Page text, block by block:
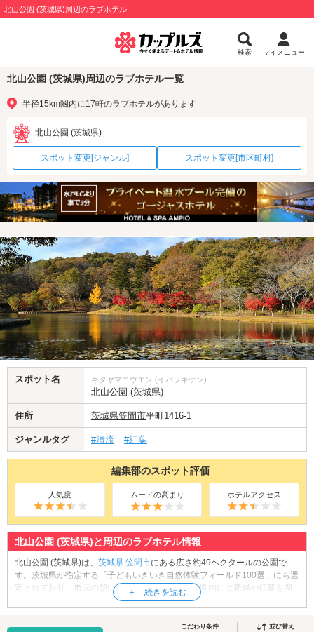
北山公園 (茨城県)周辺のラブホテル
検索 マイメニュー
北山公園 (茨城県)周辺のラブホテル一覧
半径15km圏内に17軒のラブホテルがあります
北山公園 (茨城県)
スポット変更[ジャンル] スポット変更[市区町村]
スポット名 キタヤマコウエン (イバラキケン)
北山公園 (茨城県)
住所 茨城県笠間市平町1416-1
ジャンルタグ #清流 #紅葉
編集部のスポット評価
人気度 ムードの高まり ホテルアクセス
北山公園 (茨城県)と周辺のラブホテル情報
北山公園 (茨城県)は、 茨城県 笠間市にある広さ約49ヘクタールの公園で
す。茨城県が指定する「子どもいきいき自然体験フィールド100選」にも選
定されており、市民の憩いの場となっています。園内には新緑や紅葉を湖
面に映す美しい湖「白鳥湖」や、長さ約161mの「ローラーすべり台」、ミ
「湿生生態園」、広々とした「バーベキュー・オートキャンプ場」など、
こだわり条件 並び替え